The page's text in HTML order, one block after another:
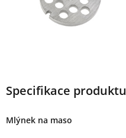
Specifikace produktu
Mlýnek na maso